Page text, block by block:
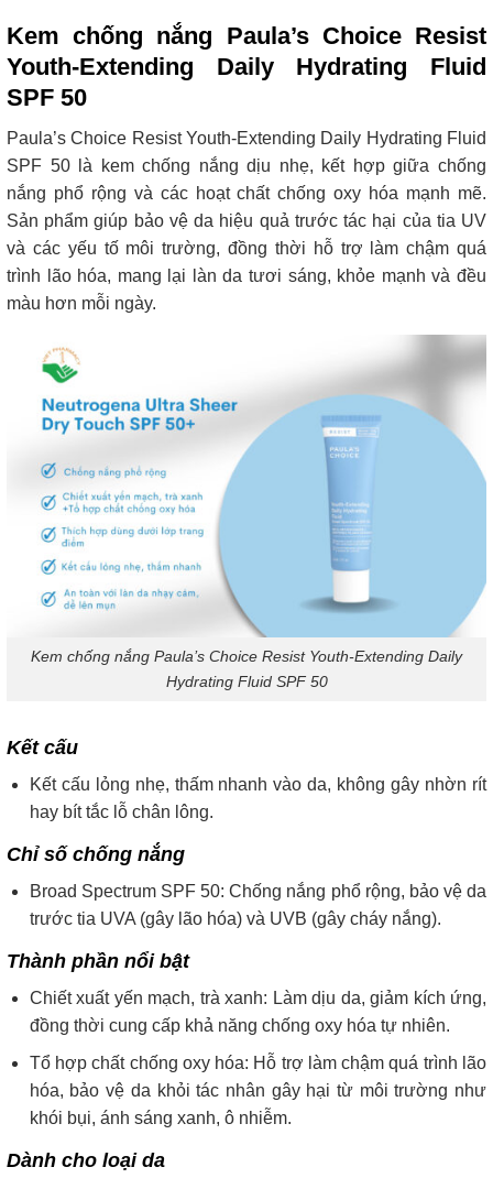
Kem chống nắng Paula’s Choice Resist
Youth-Extending Daily Hydrating Fluid
SPF 50
Paula’s Choice Resist Youth-Extending Daily Hydrating Fluid
SPF 50 là kem chống nắng dịu nhẹ, kết hợp giữa chống
nắng phổ rộng và các hoạt chất chống oxy hóa mạnh mẽ.
Sản phẩm giúp bảo vệ da hiệu quả trước tác hại của tia UV
và các yếu tố môi trường, đồng thời hỗ trợ làm chậm quá
trình lão hóa, mang lại làn da tươi sáng, khỏe mạnh và đều
màu hơn mỗi ngày.
Kem chống nắng Paula’s Choice Resist Youth-Extending Daily
Hydrating Fluid SPF 50
Kết cấu
Kết cấu lỏng nhẹ, thấm nhanh vào da, không gây nhờn rít
hay bít tắc lỗ chân lông.
Chỉ số chống nắng
Broad Spectrum SPF 50: Chống nắng phổ rộng, bảo vệ da
trước tia UVA (gây lão hóa) và UVB (gây cháy nắng).
Thành phần nổi bật
Chiết xuất yến mạch, trà xanh: Làm dịu da, giảm kích ứng,
đồng thời cung cấp khả năng chống oxy hóa tự nhiên.
Tổ hợp chất chống oxy hóa: Hỗ trợ làm chậm quá trình lão
hóa, bảo vệ da khỏi tác nhân gây hại từ môi trường như
khói bụi, ánh sáng xanh, ô nhiễm.
Dành cho loại da